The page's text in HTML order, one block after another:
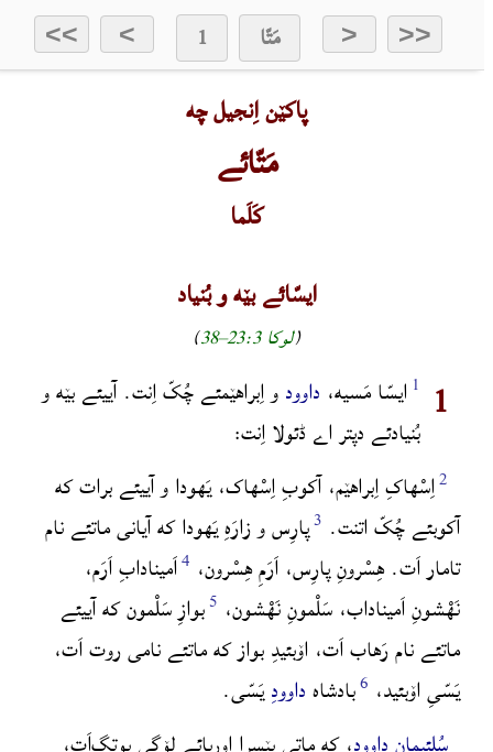
<<
< مَتّا >
>>
پاکێن اِنجیل چه
مَتّائے
کَلَما
ایسّائے بێه و بُنیاد
(لوکا 3‏:23‏–38 )
1 ایسّا مَسیه، داوودو اِبراهێمئے چُکّ اِنت. آییئے بێه و
بُنیادئے دپتر اے ڈئولا اِنت:
اِسْهاکِ اِبراهێم، آکوبِ اِسْهاک، یَهودا و آییئے برات که
آکوبئے چُکّ اتنت. پارِس و زارَهِ یَهودا که آیانی ماتئے نام
تامار اَت. هِسْرونِ پارِس، اَرَمِ هِسْرون، اَمینادابِ اَرَم،
نَهْشونِ اَمیناداب، سَلْمونِ نَهْشون، بوازِ سَلْمون که آییئے
ماتئے نام رَهاب اَت، اۆبئیدِ بواز که ماتئے نامی روت اَت،
یَسّیِ اۆبئید، بادشاهداوودِیَسّی.